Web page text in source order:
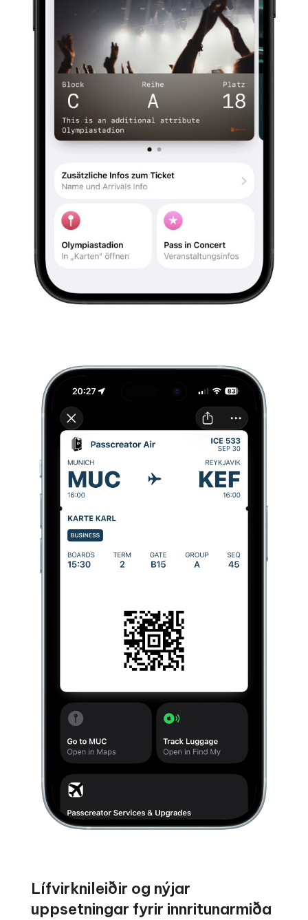
Lífvirknileiðir og nýjar
uppsetningar fyrir innritunarmiða